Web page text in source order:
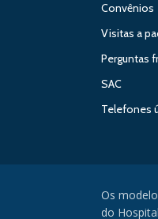
Convênios
Visitas a
Perguntas
SAC
Telefones
Os
do